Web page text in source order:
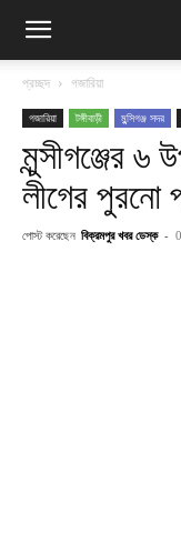
প্রচ্ছদ গজারিয়া
গজারিয়া টঙ্গীবাড়ী মুন্সিগঞ্জ সদর
মুন্সীগঞ্জের ৬
লীগের পুরনো
পোস্ট করেছেন বিক্রমপুর খবর ডেস্ক -